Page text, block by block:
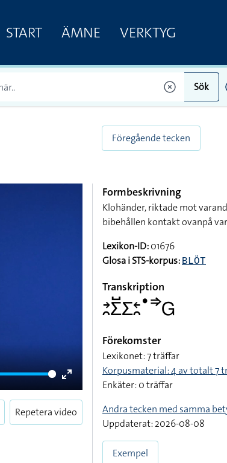
START ÄMNE VERKTYG
Sök
Föregående tecken
Enter
fullscreen
Repetera video
Formbeskrivning
Klohänder, riktade mot
bibehållen kontakt ovanpå
Lexikon-ID:01676
Glosa i STS-korpus: BLÖT
Transkription
􌥔􌥘􌤥􌤹􌤥􌥓􌥘􌤟􌦆􌤦
Förekomster
Lexikonet: 7 träffar
Korpusmaterial: 4 av totalt 7
Enkäter: 0 träffar
Andra tecken med samma
Uppdaterat: 2026-08-08
Exempel